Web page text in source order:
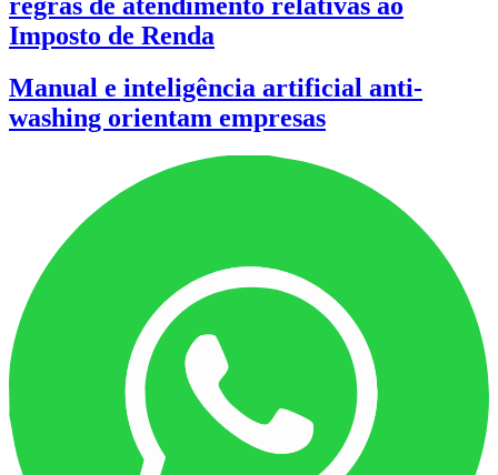
Imposto de Renda
Manual e inteligência artificial anti-
washing orientam empresas